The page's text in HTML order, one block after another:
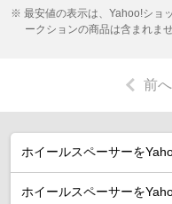
※ 最安値の表示は、Yahoo!ショ
ークションの商品は含まれま
前へ
ホイールスペーサーを
ホイールスペーサーを